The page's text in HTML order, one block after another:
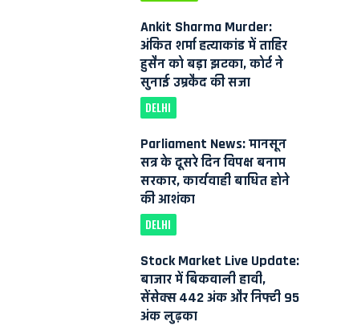
Ankit Sharma Murder:
अंकित शर्मा हत्याकांड में ताहिर
हुसैन को बड़ा झटका, कोर्ट ने
सुनाई उम्रकैद की सजा
DELHI
Parliament News: मानसून
सत्र के दूसरे दिन विपक्ष बनाम
सरकार, कार्यवाही बाधित होने
की आशंका
DELHI
Stock Market Live Update:
बाजार में बिकवाली हावी,
सेंसेक्स 442 अंक और निफ्टी 95
अंक लुढ़का